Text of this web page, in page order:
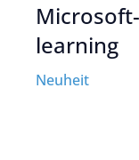
learning
Neuheit